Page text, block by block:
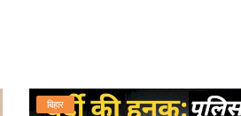
बिहार